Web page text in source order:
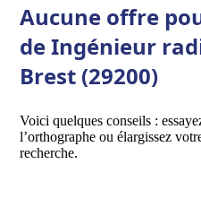
Aucune offre
de Ingénieur
Brest (29200)
Voici quelques conseils :
l’orthographe ou élargissez
recherche.